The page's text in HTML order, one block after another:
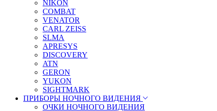
NIKON
COMBAT
VENATOR
CARL ZEISS
SLMA
APRESYS
DISCOVERY
ATN
GERON
YUKON
SIGHTMARK
ПРИБОРЫ НОЧНОГО ВИДЕНИЯ
ОЧКИ НОЧНОГО ВИДЕНИЯ